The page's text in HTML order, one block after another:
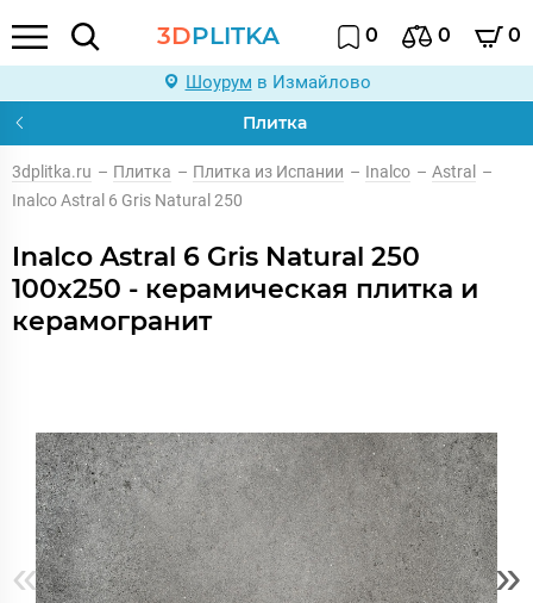
3DPLITKA 0 0 0
Шоурум в Измайлово
Плитка
3dplitka.ru – Плитка – Плитка из Испании – Inalco – Astral
–
Inalco Astral 6 Gris Natural 250
Inalco Astral 6 Gris Natural 250
100x250 - керамическая плитка и
керамогранит
« »